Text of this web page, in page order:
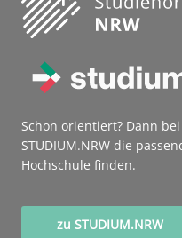
Schon orientiert? Dann bei
STUDIUM.NRW die
Hochschule finden.
zu STUDIUM.NRW